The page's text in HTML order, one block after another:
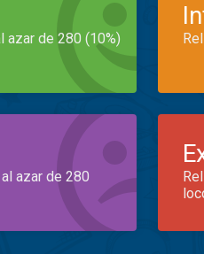
azar de 280 (10%)
azar de 280